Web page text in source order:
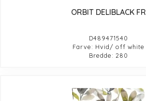
ORBIT DELIBLACK FR
D489471540
Farve: Hvid/ off white
Bredde: 280